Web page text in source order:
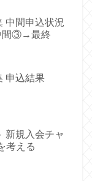
中間申込状況
間③→最終
申込結果
新規入会チャ
考える